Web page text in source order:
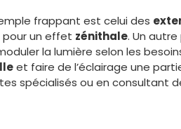
frappant est celui des
pour un effet zénithale. Un
la lumière selon les
et faire de l’éclairage une
spécialisés ou en consultant